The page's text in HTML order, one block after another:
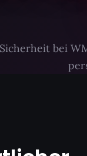
bei